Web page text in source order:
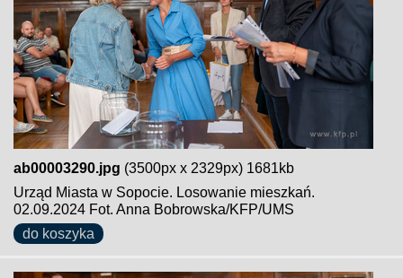
ab00003290.jpg (3500px x 2329px) 1681kb
Urząd Miasta w Sopocie. Losowanie mieszkań.
02.09.2024 Fot. Anna Bobrowska/KFP/UMS
do koszyka